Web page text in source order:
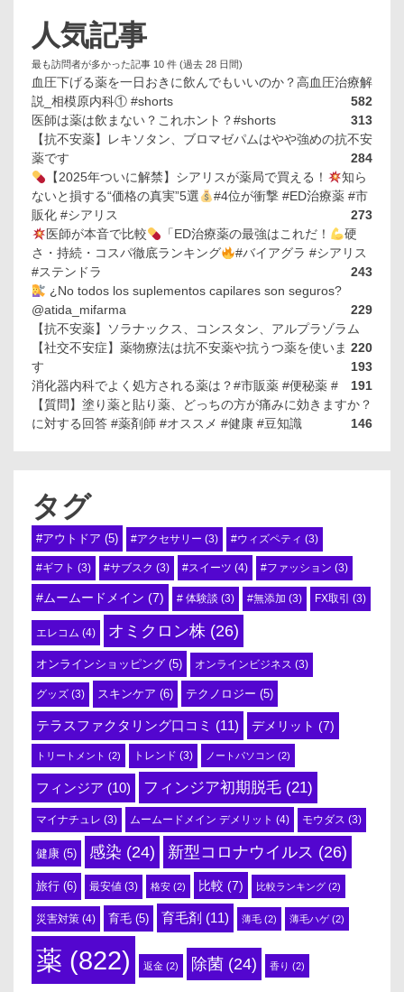
人気記事
最も訪問者が多かった記事 10 件 (過去 28 日間)
血圧下げる薬を一日おきに飲んでもいいのか？高血圧治療解
説_相模原内科① #shorts
582
医師は薬は飲まない？これホント？#shorts
313
【抗不安薬】レキソタン、ブロマゼパムはやや強めの抗不安
薬です
284
【2025年ついに解禁】シアリスが薬局で買える！
知ら
ないと損する“価格の真実”5選
#4位が衝撃 #ED治療薬 #市
販化 #シアリス
273
医師が本音で比較
「ED治療薬の最強はこれだ！
硬
さ・持続・コスパ徹底ランキング
#バイアグラ #シアリス
#ステンドラ
243
¿No todos los suplementos capilares son seguros?
@atida_mifarma
229
【抗不安薬】ソラナックス、コンスタン、アルプラゾラム
220
【社交不安症】薬物療法は抗不安薬や抗うつ薬を使いま
す
193
消化器内科でよく処方される薬は？#市販薬 #便秘薬 #
191
【質問】塗り薬と貼り薬、どっちの方が痛みに効きますか？
に対する回答 #薬剤師 #オススメ #健康 #豆知識
146
タグ
#アウトドア (5) #アクセサリー (3) #ウィズペティ (3)
#ギフト (3) #サブスク (3) #スイーツ (4) #ファッション (3)
#ムームードメイン (7) # 体験談 (3) #無添加 (3) FX取引 (3)
エレコム (4) オミクロン株 (26)
オンラインショッピング (5) オンラインビジネス (3)
グッズ (3) スキンケア (6) テクノロジー (5)
テラスファクタリング口コミ (11) デメリット (7)
トリートメント (2) トレンド (3) ノートパソコン (2)
フィンジア (10) フィンジア初期脱毛 (21)
マイナチュレ (3) ムームードメイン デメリット (4) モウダス (3)
健康 (5) 感染 (24) 新型コロナウイルス (26)
旅行 (6) 最安値 (3) 格安 (2) 比較 (7) 比較ランキング (2)
災害対策 (4) 育毛 (5) 育毛剤 (11) 薄毛 (2) 薄毛ハゲ(2)
薬 (822) 返金 (2) 除菌 (24) 香り (2)